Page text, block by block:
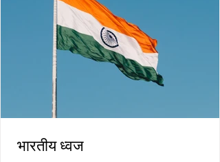
भारतीय ध्वज